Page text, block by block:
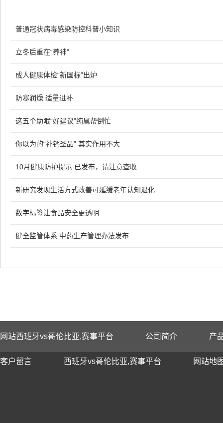
​普通冠状病毒感染防控科普小知识
立冬后重在“养神”
成人健康体检“新国标”出炉
防寒润燥 适量进补
这五个助眠“好建议”纯属帮倒忙
你以为的“补钙圣品” 其实作用不大
10月健康防护提示 已发布，请注意查收
新研究发现生活方式改善可延缓老年认知退化
数字标签让食品安全更透明
健全监管体系 中药生产管理办法发布
网站西班牙vs哥伦比亚,赛事平台 公司简介 产
客户留言 西班牙vs哥伦比亚,赛事平台 网站地